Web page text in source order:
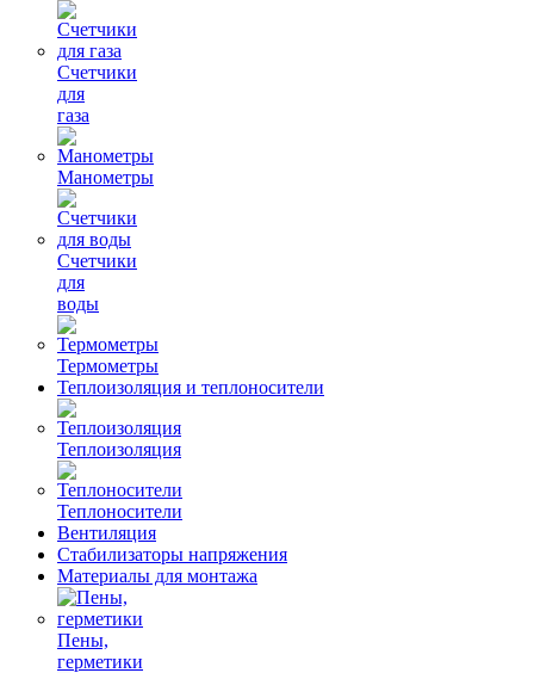
Счетчики
для
газа
Манометры
Счетчики
для
воды
Термометры
Теплоизоляция и теплоносители
Теплоизоляция
Теплоносители
Вентиляция
Стабилизаторы напряжения
Материалы для монтажа
Пены,
герметики